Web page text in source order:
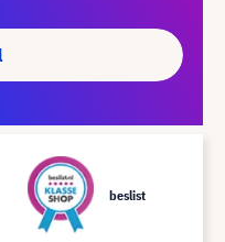
beslist